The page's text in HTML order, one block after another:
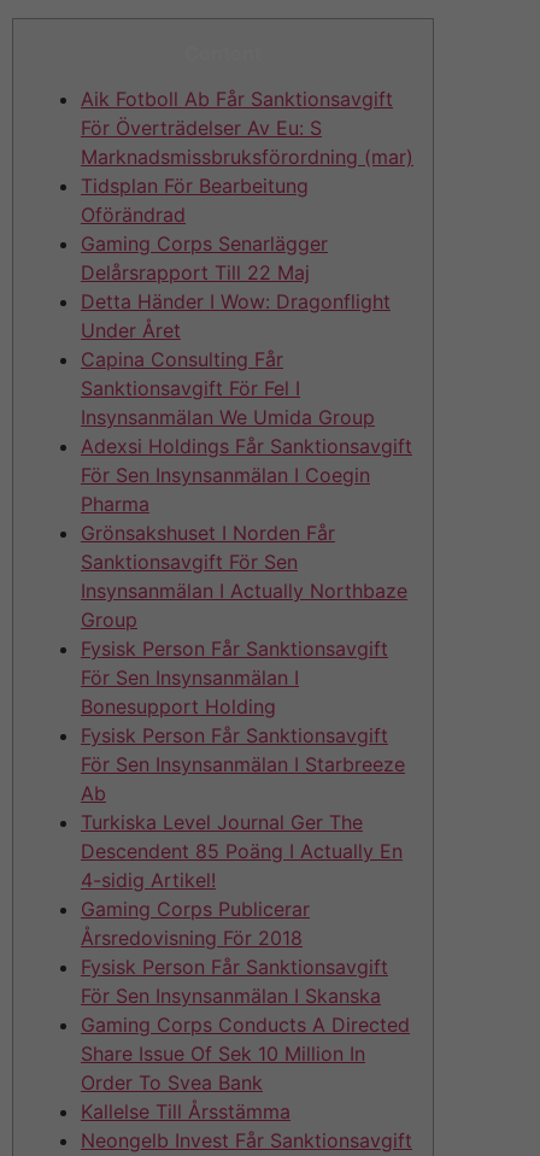
Aik Fotboll Ab Får Sanktionsavgift
För Överträdelser Av Eu: S
Marknadsmissbruksförordning (mar)
Tidsplan För Bearbeitung
Oförändrad
Gaming Corps Senarlägger
Delårsrapport Till 22 Maj
Detta Händer I Wow: Dragonflight
Under Året
Capina Consulting Får
Sanktionsavgift För Fel I
Insynsanmälan We Umida Group
Adexsi Holdings Får Sanktionsavgift
För Sen Insynsanmälan I Coegin
Pharma
Grönsakshuset I Norden Får
Sanktionsavgift För Sen
Insynsanmälan I Actually Northbaze
Group
Fysisk Person Får Sanktionsavgift
För Sen Insynsanmälan I
Bonesupport Holding
Fysisk Person Får Sanktionsavgift
För Sen Insynsanmälan I Starbreeze
Ab
Turkiska Level Journal Ger The
Descendent 85 Poäng I Actually En
4-sidig Artikel!
Gaming Corps Publicerar
Årsredovisning För 2018
Fysisk Person Får Sanktionsavgift
För Sen Insynsanmälan I Skanska
Gaming Corps Conducts A Directed
Share Issue Of Sek 10 Million In
Order To Svea Bank
Kallelse Till Årsstämma
Neongelb Invest Får Sanktionsavgift